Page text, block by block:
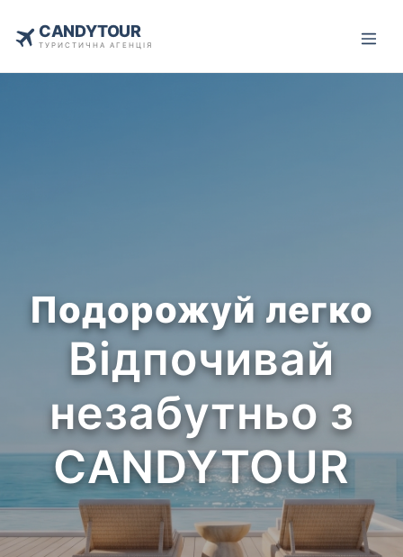
CANDYTOUR
ТУРИСТИЧНА АГЕНЦІЯ
Подорожуй легко
Відпочивай
незабутньо з
CANDYTOUR